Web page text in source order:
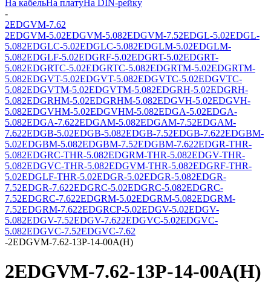
На кабельНа платуНа DIN-рейку
-
2EDGVM-7.62
2EDGVM-5.02EDGVM-5.082EDGVM-7.52EDGL-5.02EDGL-
5.082EDGLC-5.02EDGLC-5.082EDGLM-5.02EDGLM-
5.082EDGLF-5.02EDGRF-5.02EDGRT-5.02EDGRT-
5.082EDGRTC-5.02EDGRTC-5.082EDGRTM-5.02EDGRTM-
5.082EDGVT-5.02EDGVT-5.082EDGVTC-5.02EDGVTC-
5.082EDGVTM-5.02EDGVTM-5.082EDGRH-5.02EDGRH-
5.082EDGRHM-5.02EDGRHM-5.082EDGVH-5.02EDGVH-
5.082EDGVHM-5.02EDGVHM-5.082EDGA-5.02EDGA-
5.082EDGA-7.622EDGAM-5.082EDGAM-7.52EDGAM-
7.622EDGB-5.02EDGB-5.082EDGB-7.52EDGB-7.622EDGBM-
5.02EDGBM-5.082EDGBM-7.52EDGBM-7.622EDGR-THR-
5.082EDGRC-THR-5.082EDGRM-THR-5.082EDGV-THR-
5.082EDGVC-THR-5.082EDGVM-THR-5.082EDGRF-THR-
5.02EDGLF-THR-5.02EDGR-5.02EDGR-5.082EDGR-
7.52EDGR-7.622EDGRC-5.02EDGRC-5.082EDGRC-
7.52EDGRC-7.622EDGRM-5.02EDGRM-5.082EDGRM-
7.52EDGRM-7.622EDGRCP-5.02EDGV-5.02EDGV-
5.082EDGV-7.52EDGV-7.622EDGVC-5.02EDGVC-
5.082EDGVC-7.52EDGVC-7.62
-2EDGVM-7.62-13P-14-00A(H)
2EDGVM-7.62-13P-14-00A(H)